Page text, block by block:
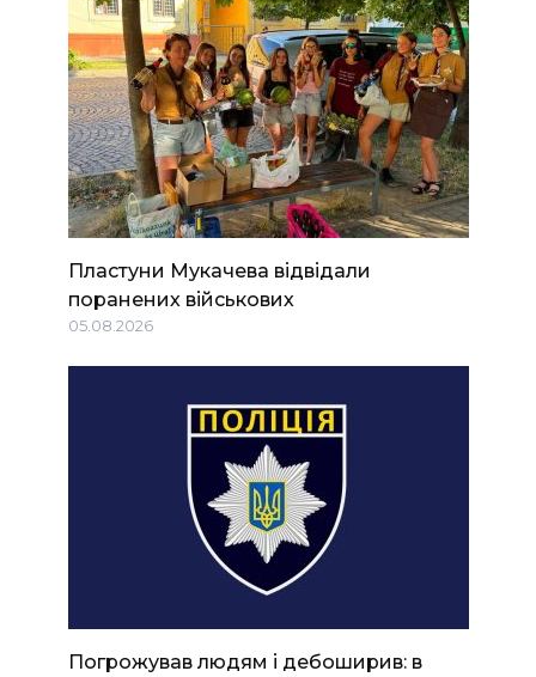
Пластуни Мукачева відвідали
поранених військових
05.08.2026
Погрожував людям і дебоширив: в